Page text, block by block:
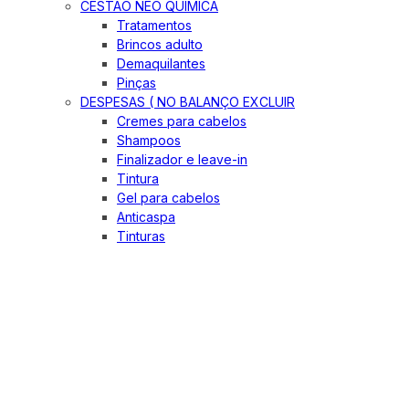
CESTÃO NEO QUIMICA
Tratamentos
Brincos adulto
Demaquilantes
Pinças
DESPESAS ( NO BALANÇO EXCLUIR
Cremes para cabelos
Shampoos
Finalizador e leave-in
Tintura
Gel para cabelos
Anticaspa
Tinturas